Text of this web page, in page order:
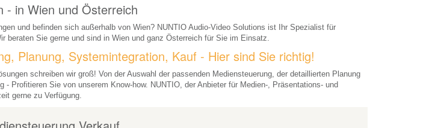
- in Wien und Österreich
und befinden sich außerhalb von Wien? NUNTIO Audio-Video Solutions ist Ihr Spezialist für
beraten Sie gerne und sind in Wien und ganz Österreich für Sie im Einsatz.
Planung, Systemintegration, Kauf - Hier sind Sie richtig!
schreiben wir groß! Von der Auswahl der passenden Mediensteuerung, der detaillierten Planung
Profitieren Sie von unserem Know-how. NUNTIO, der Anbieter für Medien-, Präsentations- und
gerne zu Verfügung.